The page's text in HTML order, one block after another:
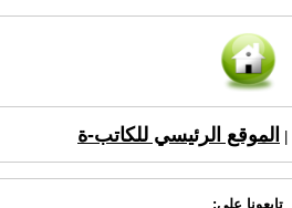
الموقع الرئيسي للكاتب-ة
تابعونا على: